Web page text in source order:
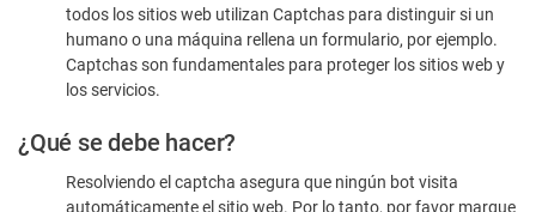
humano
todos los sitios web utilizan Captchas para distinguir si un
humano o una máquina rellena un formulario, por ejemplo.
Captchas son fundamentales para proteger los sitios web y
los servicios.
¿Qué se debe hacer?
Resolviendo el captcha asegura que ningún bot visita
automáticamente el sitio web. Por lo tanto, por favor marque